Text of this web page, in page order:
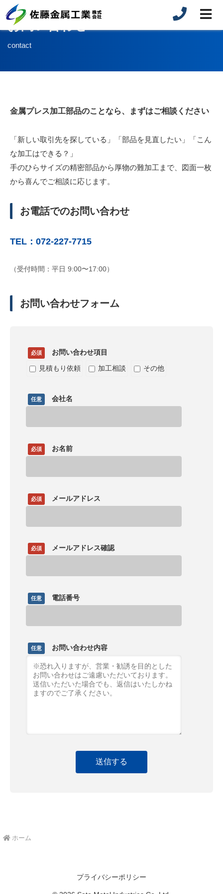
お問い合わせ
contact
金属プレス加工部品のことなら、まずはご相談ください
「新しい取引先を探している」「部品を見直したい」「こん
な加工はできる？」
手のひらサイズの精密部品から厚物の難加工まで、図面一枚
から喜んでご相談に応じます。
お電話でのお問い合わせ
TEL：072-227-7715
（受付時間：平日 9:00〜17:00）
お問い合わせフォーム
必須
お問い合わせ項目
見積もり依頼
加工相談 その他
任意 会社名
必須 お名前
必須 メールアドレス
必須 メールアドレス確認
任意 電話番号
任意 お問い合わせ内容
送信する
ホーム
プライバシーポリシー